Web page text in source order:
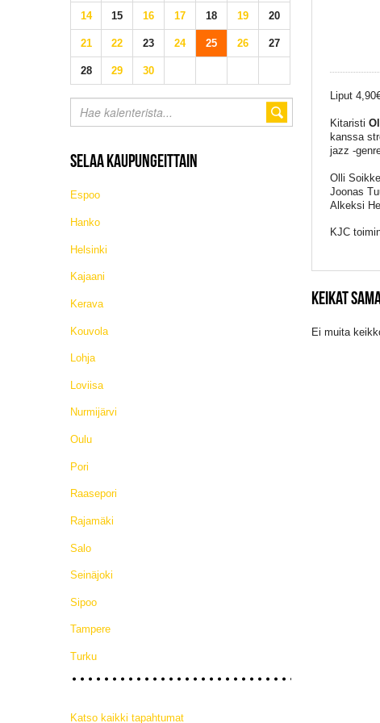
Liput
Kitaristi
kanssa
jazz -
Olli
Joonas
Alkeksi
KJC
KEIKAT
Ei muita
14 15 16 17 18 19 20
21 22 23 24 25 26 27
28 29 30
SELAA KAUPUNGEITTAIN
Espoo
Hanko
Helsinki
Kajaani
Kerava
Kouvola
Lohja
Loviisa
Nurmijärvi
Oulu
Pori
Raasepori
Rajamäki
Salo
Seinäjoki
Sipoo
Tampere
Turku
Katso kaikki tapahtumat